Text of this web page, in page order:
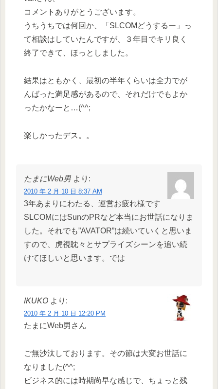
コメントありがとうございます。
うちうちでは何回か、「SLCOMどうするー」っ
て相談はしていたんですが、３年目でキリ良く
終了できて、ほっとしました。
結果はともかく、最初の半年くらいは全力でが
んばった満足感があるので、それだけでもよか
ったかなーと…(^^;
楽しかったデス。。
たまにWeb男 より:
2010 年 2 月 10 日 8:37 AM
3年あまりにわたる、運営お疲れ様です
SLCOMにはSunのPRなど本当にお世話になりま
した。それでも”AVATOR”は続いていくと思いま
すので、虎視眈々とサプライズシーンを追い続
けてほしいと思います。では
IKUKO より:
2010 年 2 月 10 日 12:20 PM
たまにWeb男さん
ご無沙汰しております。その節は大変お世話に
なりました(^^;
ビジネス的には時期尚早な感じで、ちょっと残